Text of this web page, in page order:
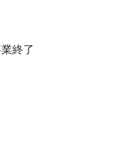
終了